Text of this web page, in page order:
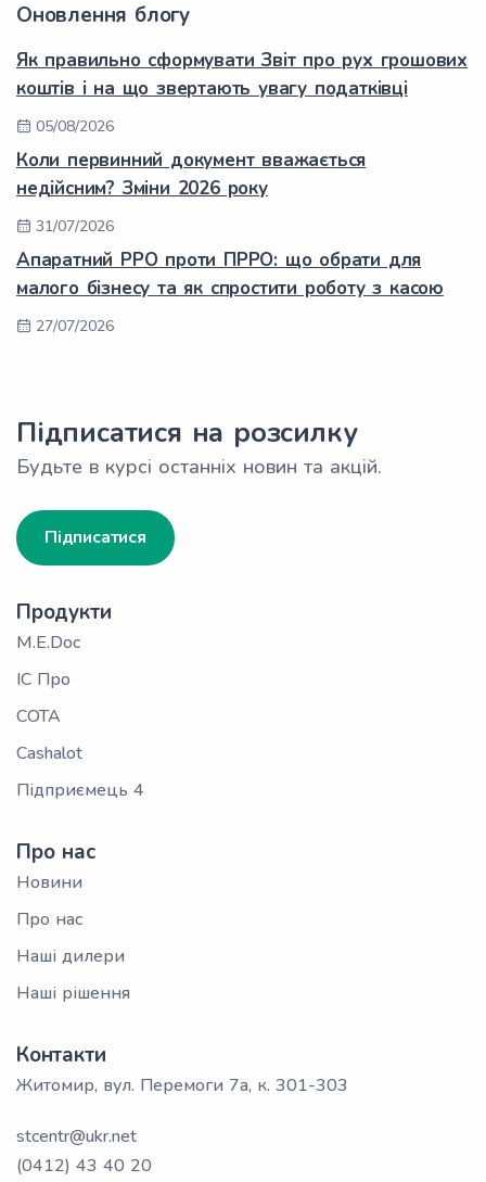
Оновлення блогу
Як правильно сформувати Звіт про рух грошових
коштів і на що звертають увагу податківці
05/08/2026
Коли первинний документ вважається
недійсним? Зміни 2026 року
31/07/2026
Апаратний РРО проти ПРРО: що обрати для
малого бізнесу та як спростити роботу з касою
27/07/2026
Підписатися на розсилку
Будьте в курсі останніх новин та акцій.
Підписатися
Продукти
M.E.Doc
ІС Про
СОТА
Cashalot
Підприємець 4
Про нас
Новини
Про нас
Наші дилери
Наші рішення
Контакти
Житомир, вул. Перемоги 7а, к. 301-303
stcentr@ukr.net
(0412) 43 40 20